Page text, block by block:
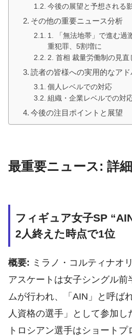
今後の展望と予想される
その他の重要ニュース分析
1. 「無法地帯」で進む
重犯罪、5割増に
2. 首相 裁量労働制の見直
読者の皆様への実用的なアド
個人レベルでの対応
組織・企業レベルでの対
今後の注目ポイントと展望
最重要ニュース: 詳
フィギュア女子SP
2人終えた時点で1位
概要: ミラノ・コルティナオ
アスケートは女子シングル前
ムが行われ、「AIN」と呼ば
人資格の選手」として参加
トロシアン選手はショートプ